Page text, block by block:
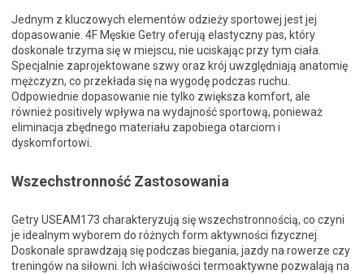
Jednym z kluczowych elementów odzieży sportowej jest jej
dopasowanie. 4F Męskie Getry oferują elastyczny pas, który
doskonale trzyma się w miejscu, nie uciskając przy tym ciała.
Specjalnie zaprojektowane szwy oraz krój uwzględniają anatomię
mężczyzn, co przekłada się na wygodę podczas ruchu.
Odpowiednie dopasowanie nie tylko zwiększa komfort, ale
również positively wpływa na wydajność sportową, ponieważ
eliminacja zbędnego materiału zapobiega otarciom i
dyskomfortowi.
Wszechstronność Zastosowania
Getry USEAM173 charakteryzują się wszechstronnością, co czyni
je idealnym wyborem do różnych form aktywności fizycznej.
Doskonale sprawdzają się podczas biegania, jazdy na rowerze czy
treningów na siłowni. Ich właściwości termoaktywne pozwalają na